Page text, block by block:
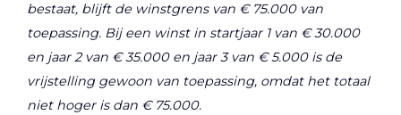
bestaat, blijft de winstgrens van € 75.000 van
toepassing. Bij een winst in startjaar 1 van € 30.000
en jaar 2 van € 35.000 en jaar 3 van € 5.000 is de
vrijstelling gewoon van toepassing, omdat het totaal
niet hoger is dan € 75.000.